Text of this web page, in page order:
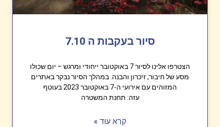
סיור בעקבות ה 7.10
הצטרפו אלינו לסיור 7 באוקטובר ייחודי ומרגש – יום שכולו
מסע של חיבור, זיכרון והבנה. במהלך הסיור נבקר באתרים
המזוהים עם אירועי ה-7 באוקטובר 2023 בעוטף
עזה: תחנת המשטרה
קרא עוד »